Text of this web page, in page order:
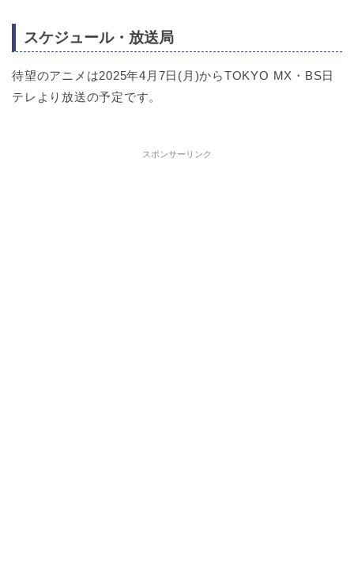
スケジュール・放送局
待望のアニメは2025年4月7日(月)からTOKYO MX・BS日
テレより放送の予定です。
スポンサーリンク